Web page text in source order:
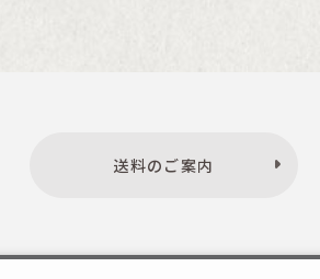
送料のご案内